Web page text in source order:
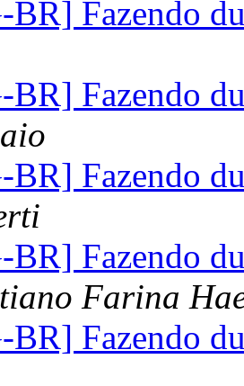
BR] Fazendo
BR] Fazendo
BR] Fazendo
BR] Fazendo
Farina
BR] Fazendo